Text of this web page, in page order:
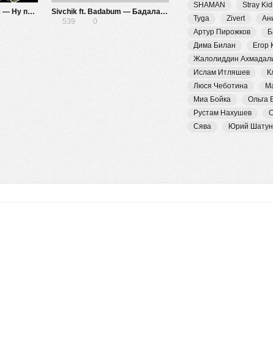
Sivchik & Паша Морис — Ну погоди
Sivchik ft. Badabum — Бадаладушки
539
0
SHAMAN
Stray
Tyga
Zivert
Артур Пирожков
Дима Билан
Егор
Жалолиддин
Ислам Итляшев
Люся Чеботина
Миа Бойка
Ольга
Рустам Нахушев
Сява
Юрий